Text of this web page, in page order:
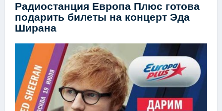
Радиостанция Европа Плюс готова
подарить билеты на концерт Эда
Ширана